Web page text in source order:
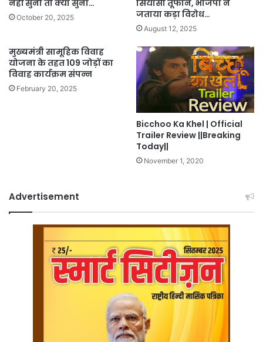
नहीं सुनी तो क्या सुना…
October 20, 2025
सियासी तूफान, भाजपा ने
जताया कड़ा विरोध…
August 12, 2025
मुख्यमंत्री सामूहिक विवाह
योजना के तहत 109 जोड़ों का
विवाह कार्यक्रम संपन्न
February 20, 2025
Bicchoo Ka Khel | Official
Trailer Review ||Breaking
Today||
November 1, 2020
Advertisement